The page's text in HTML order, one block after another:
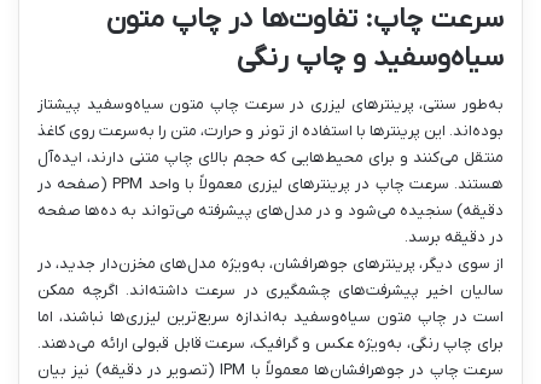
سرعت چاپ: تفاوت‌ها در چاپ متون
سیاه‌وسفید و چاپ رنگی
به‌طور سنتی، پرینترهای لیزری در سرعت چاپ متون سیاه‌وسفید پیشتاز
بوده‌اند. این پرینترها با استفاده از تونر و حرارت، متن را به‌سرعت روی کاغذ
منتقل می‌کنند و برای محیط‌هایی که حجم بالای چاپ متنی دارند، ایده‌آل
هستند. سرعت چاپ در پرینترهای لیزری معمولاً با واحد PPM (صفحه در
دقیقه) سنجیده می‌شود و در مدل‌های پیشرفته می‌تواند به ده‌ها صفحه
در دقیقه برسد.
از سوی دیگر، پرینترهای جوهرافشان، به‌ویژه مدل‌های مخزن‌دار جدید، در
سالیان اخیر پیشرفت‌های چشمگیری در سرعت داشته‌اند. اگرچه ممکن
است در چاپ متون سیاه‌وسفید به‌اندازه سریع‌ترین لیزری‌ها نباشند، اما
برای چاپ رنگی، به‌ویژه عکس و گرافیک، سرعت قابل قبولی ارائه می‌دهند.
سرعت چاپ در جوهرافشان‌ها معمولاً با IPM (تصویر در دقیقه) نیز بیان